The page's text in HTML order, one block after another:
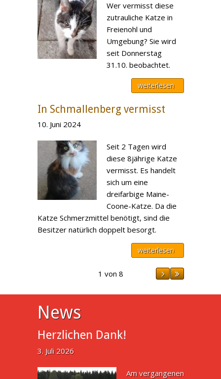
Wer vermisst diese
zutrauliche Katze in
Freienohl und
Umgebung? Sie wird
seit Donnerstag
31.10. beobachtet.
weiterlesen
In Schmallenberg vermisst
10. Juni 2024
Seit 2 Tagen wird
diese 8jährige Katze
vermisst. Es handelt
sich um eine
dreifarbige Maine-
Coone-Katze. Da die
Katze Schmerzmittel benötigt, sind die
Besitzer natürlich doppelt besorgt.
weiterlesen
1 von 8
News
Herzlichen Dank!
3. Juli 2026
Am vergangenen